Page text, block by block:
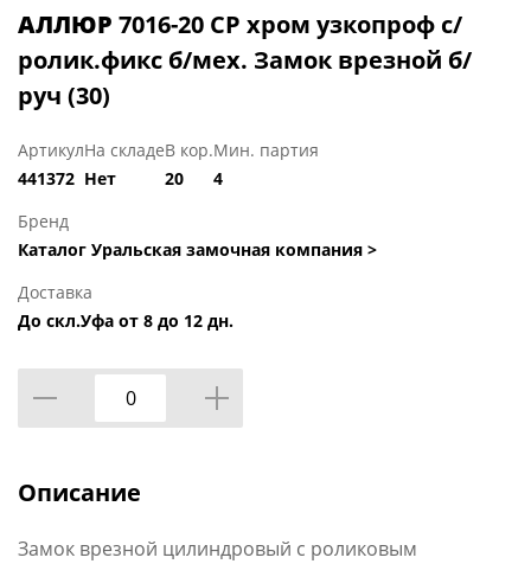
АЛЛЮР 7016-20 СР хром узкопроф с/
ролик.фикс б/мех. Замок врезной б/
руч (30)
Артикул
441372
На складе
Нет
В кор.
20
Мин. партия
4
Бренд
Каталог Уральская замочная компания >
Доставка
До скл.Уфа от 8 до 12 дн.
Описание
Замок врезной цилиндровый с роликовым